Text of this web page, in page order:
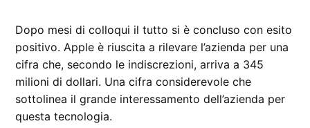
Dopo mesi di colloqui il tutto si è concluso con esito
positivo. Apple è riuscita a rilevare l’azienda per una
cifra che, secondo le indiscrezioni, arriva a 345
milioni di dollari. Una cifra considerevole che
sottolinea il grande interessamento dell’azienda per
questa tecnologia.